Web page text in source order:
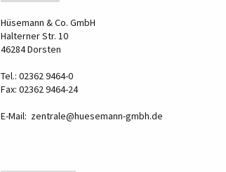
Hüsemann & Co. GmbH
Halterner Str. 10
46284 Dorsten
Tel.: 02362 9464-0
Fax: 02362 9464-24
E-Mail: zentrale@huesemann-gmbh.de